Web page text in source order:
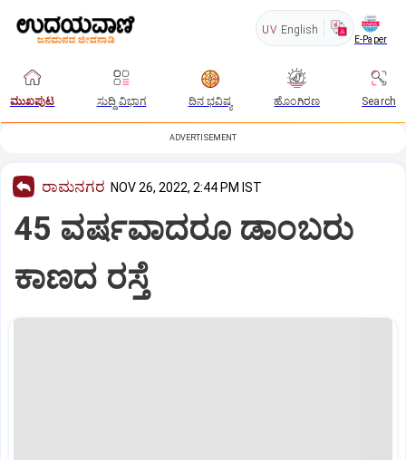
UV English
E-Paper
ಮುಖಪುಟ ಸುದ್ದಿ ವಿಭಾಗ ದಿನ ಭವಿಷ್ಯ ಹೊಂಗಿರಣ Search
ADVERTISEMENT
ರಾಮನಗರ NOV 26, 2022, 2:44 PM IST
45 ವರ್ಷವಾದರೂ ಡಾಂಬರು
ಕಾಣದ ರಸ್ತೆ